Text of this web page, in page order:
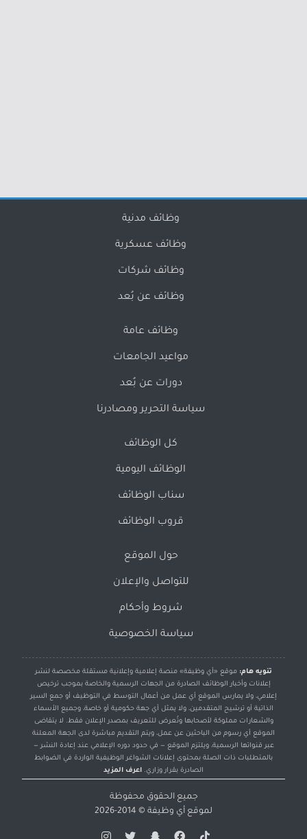
وظائف مدنية
وظائف عسكرية
وظائف شركات
وظائف عن بُعد
وظائف عامة
مواعيد الجامعات
دورات عن بُعد
سياسة التحرير ومصادرنا
كل الوظائف
الوظائف اليومية
سناب الوظائف
قروب الوظائف
حول الموقع
للتواصل والإعلان
شروط وأحكام
سياسة الخصوصية
تنويه هام: موقع «أي وظيفة» منصة إعلامية وإعلانية مستقلة مخصصة لنشر
إعلانات وأخبار الوظائف الصادرة من الجهات الرسمية والخاصة بموجب ترخيص
إعلامي، ولا يمارس الموقع أي عمل من أعمال التوسط في التوظيف أو جمع السير
الذاتية أو ترشيح المتقدمين، ولا يمثل أي جهة حكومية أو خاصة، وجميع الأسماء
والشعارات مملوكة لأصحابها وتُعرض للتعريف بمصدر الإعلان فقط. لا يتقاضى
الموقع أي رسوم من الباحثين عن عمل، ويتم التقديم مباشرة لدى الجهة المعلنة
عبر قنواتها الرسمية، ويلتزم الموقع — في حدود دوره الإعلامي عند إعادة النشر —
بالمتطلبات ذات الصلة بمحتوى إعلانات الشواغر الوظيفية الواردة في الضوابط
الصادرة بقرار وزاري. اعرف المزيد
جميع الحقوق محفوظة
لموقع أي وظيفة © 2014-2026